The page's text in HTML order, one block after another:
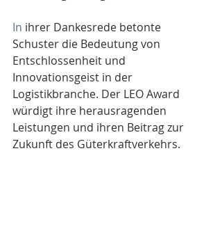
In ihrer Dankesrede betonte
Schuster die Bedeutung von
Entschlossenheit und
Innovationsgeist in der
Logistikbranche. Der LEO Award
würdigt ihre herausragenden
Leistungen und ihren Beitrag zur
Zukunft des Güterkraftverkehrs.